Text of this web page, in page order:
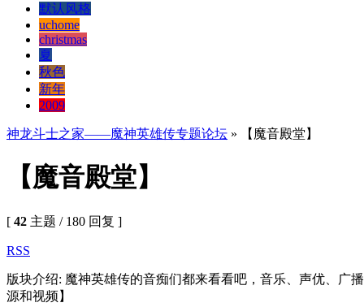
默认风格
uchome
christmas
夏
秋色
新年
2009
神龙斗士之家——魔神英雄传专题论坛 » 【魔音殿堂】
【魔音殿堂】
[ 42 主题 / 180 回复 ]
RSS
版块介绍: 魔神英雄传的音痴们都来看看吧，音乐、声优、广
源和视频】